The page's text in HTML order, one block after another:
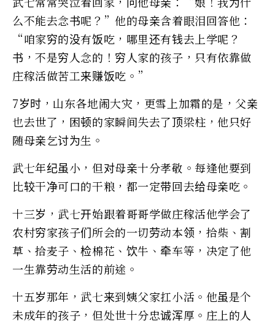
么不能去念书呢？”他的母亲含着眼泪回答他：
“咱家穷的没有饭吃，哪里还有钱去上学呢？
书，不是穷人念的！穷人家的孩子，只有依靠做
庄稼活做苦工来赚饭吃。”
7岁时，山东各地闹大灾，更雪上加霜的是，父亲
也去世了，困顿的家瞬间失去了顶梁柱，他只好
随母亲乞讨为生。
武七年纪虽小，但对母亲十分孝敬。每逢他要到
比较干净可口的干粮，都一定带回去给母亲吃。
十三岁，武七开始跟着哥哥学做庄稼活他学会了
农村穷家孩子们所会的一切劳动本领，拾柴、割
草、拾麦子、检棉花、饮牛、牵车等，决定了他
一生靠劳动生活的前途。
十五岁那年，武七来到姨父家扛小活。他虽是个
未成年的孩子，但处世十分忠诚浑厚。庄上的人